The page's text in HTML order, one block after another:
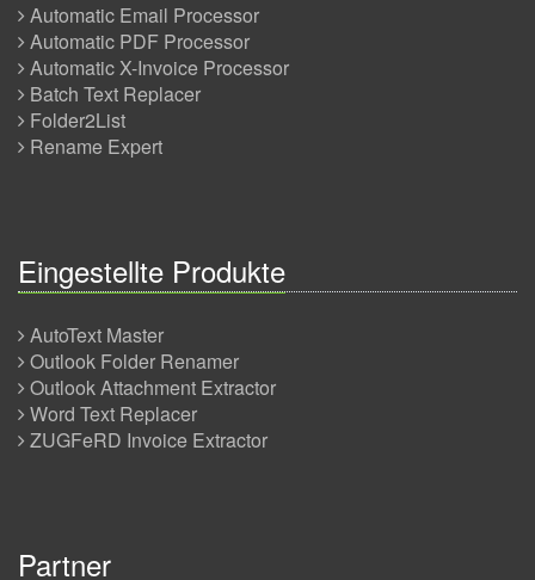
Automatic Email Processor
Automatic PDF Processor
Automatic X-Invoice Processor
Batch Text Replacer
Folder2List
Rename Expert
Eingestellte Produkte
AutoText Master
Outlook Folder Renamer
Outlook Attachment Extractor
Word Text Replacer
ZUGFeRD Invoice Extractor
Partner